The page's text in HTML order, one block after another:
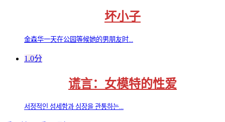
坏小子
金森华一天在公园等候她的男朋友时...
1.0分
谎言：女模特的性爱
서정적인 섬세함과 심장을 관통하는...